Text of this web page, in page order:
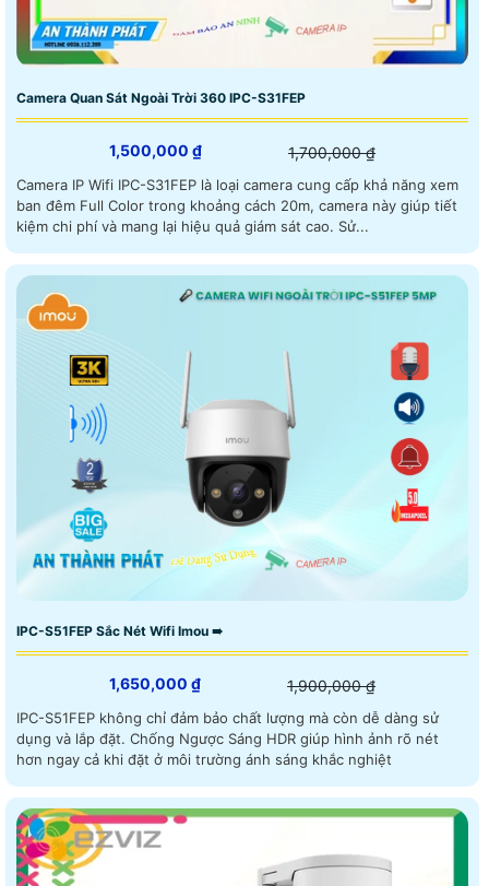
Camera Quan Sát Ngoài Trời 360 IPC-S31FEP
1,500,000 ₫ 1,700,000 ₫
Camera IP Wifi IPC-S31FEP là loại camera cung cấp khả năng xem
ban đêm Full Color trong khoảng cách 20m, camera này giúp tiết
kiệm chi phí và mang lại hiệu quả giám sát cao. Sử...
IPC-S51FEP Sắc Nét Wifi Imou ➠
1,650,000 ₫ 1,900,000 ₫
IPC-S51FEP không chỉ đảm bảo chất lượng mà còn dễ dàng sử
dụng và lắp đặt. Chống Ngược Sáng HDR giúp hình ảnh rõ nét
hơn ngay cả khi đặt ở môi trường ánh sáng khắc nghiệt